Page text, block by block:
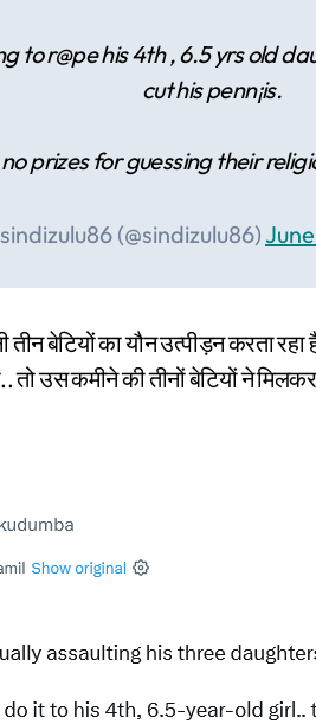
to r@pe his 4th , 6.5 yrs old
cut his penn¡is.
prizes for guessing their
(@sindizulu86)
बेटियों का यौन उत्पीड़न करता
उस कमीने की तीनों बेटियों ने